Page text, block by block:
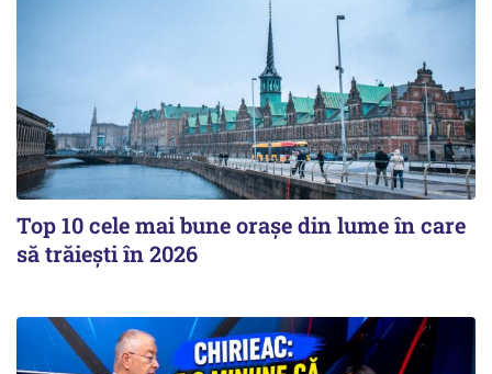
Top 10 cele mai bune orașe din lume în care
să trăiești în 2026